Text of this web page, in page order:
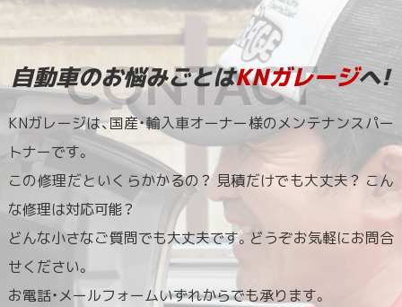
自動車のお悩みごとはKNガレージへ!
KNガレージは、国産・輸入車オーナー様のメンテナンスパー
トナーです。
この修理だといくらかかるの？ 見積だけでも大丈夫？ こん
な修理は対応可能？
どんな小さなご質問でも大丈夫です。どうぞお気軽にお問合
せください。
お電話・メールフォームいずれからでも承ります。